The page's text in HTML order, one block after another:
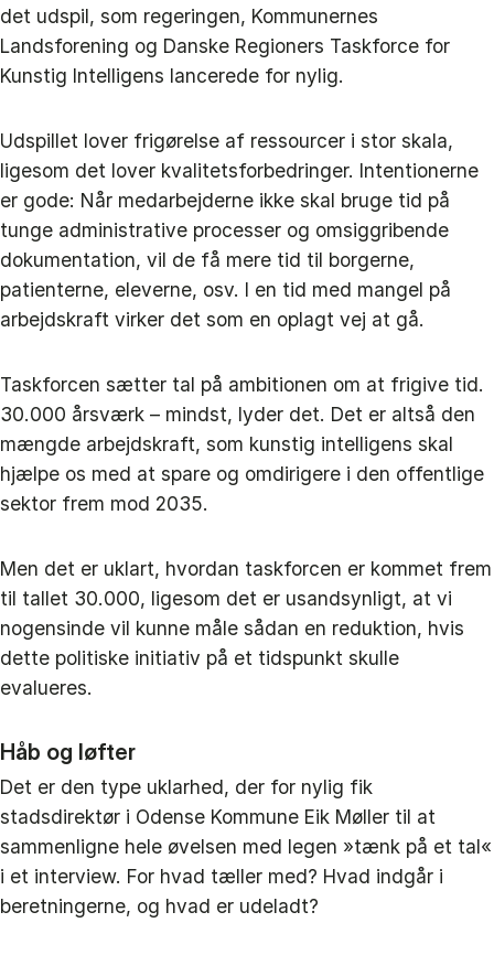
det udspil, som regeringen, Kommunernes
Landsforening og Danske Regioners Taskforce for
Kunstig Intelligens lancerede for nylig.
Udspillet lover frigørelse af ressourcer i stor skala,
ligesom det lover kvalitetsforbedringer. Intentionerne
er gode: Når medarbejderne ikke skal bruge tid på
tunge administrative processer og omsiggribende
dokumentation, vil de få mere tid til borgerne,
patienterne, eleverne, osv. I en tid med mangel på
arbejdskraft virker det som en oplagt vej at gå.
Taskforcen sætter tal på ambitionen om at frigive tid.
30.000 årsværk – mindst, lyder det. Det er altså den
mængde arbejdskraft, som kunstig intelligens skal
hjælpe os med at spare og omdirigere i den offentlige
sektor frem mod 2035.
Men det er uklart, hvordan taskforcen er kommet frem
til tallet 30.000, ligesom det er usandsynligt, at vi
nogensinde vil kunne måle sådan en reduktion, hvis
dette politiske initiativ på et tidspunkt skulle
evalueres.
Håb og løfter
Det er den type uklarhed, der for nylig fik
stadsdirektør i Odense Kommune Eik Møller til at
sammenligne hele øvelsen med legen »tænk på et tal«
i et interview. For hvad tæller med? Hvad indgår i
beretningerne, og hvad er udeladt?